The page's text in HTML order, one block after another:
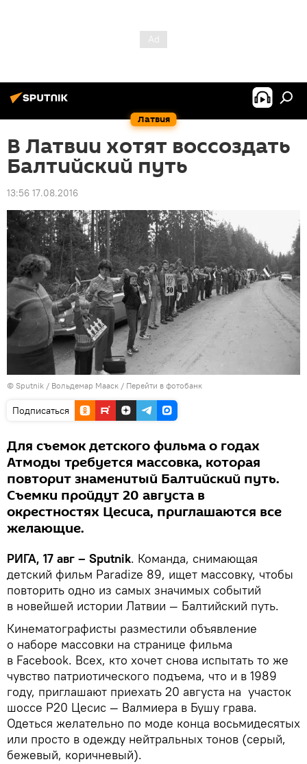
Латвия
В Латвии хотят воссоздать
Балтийский путь
13:56 17.08.2016
© Sputnik / Вольдемар Мааск / Перейти в фотобанк
Подписаться
Для съемок детского фильма о годах
Атмоды требуется массовка, которая
повторит знаменитый Балтийский путь.
Съемки пройдут 20 августа в
окрестностях Цесиса, приглашаются все
желающие.
РИГА, 17 авг – Sputnik. Команда, снимающая
детский фильм Paradize 89, ищет массовку, чтобы
повторить одно из самых значимых событий
в новейшей истории Латвии — Балтийский путь.
Кинематографисты разместили объявление
о наборе массовки на странице фильма
в Facebook. Всех, кто хочет снова испытать то же
чувство патриотического подъема, что и в 1989
году, приглашают приехать 20 августа на участок
шоссе P20 Цесис — Валмиера в Бушу грава.
Одеться желательно по моде конца восьмидесятых
или просто в одежду нейтральных тонов (серый,
бежевый, коричневый).